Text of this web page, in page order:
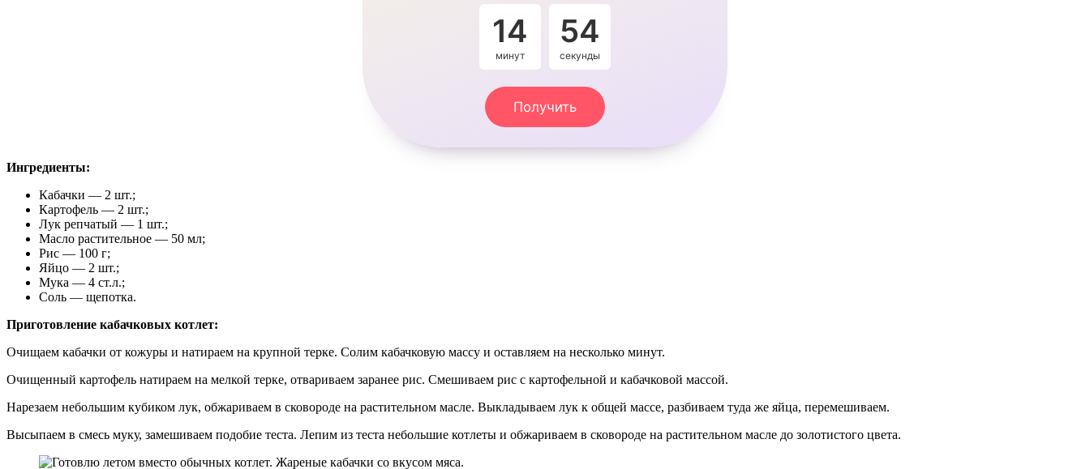
14
минут
54
секунды
Получить
Ингредиенты:
Кабачки — 2 шт.;
Картофель — 2 шт.;
Лук репчатый — 1 шт.;
Масло растительное — 50 мл;
Рис — 100 г;
Яйцо — 2 шт.;
Мука — 4 ст.л.;
Соль — щепотка.
Приготовление кабачковых котлет:
Очищаем кабачки от кожуры и натираем на крупной терке. Солим кабачковую массу и оставляем на несколько минут.
Очищенный картофель натираем на мелкой терке, отвариваем заранее рис. Смешиваем рис с картофельной и кабачковой массой.
Нарезаем небольшим кубиком лук, обжариваем в сковороде на растительном масле. Выкладываем лук к общей массе, разбиваем туда же яйца, перемешиваем.
Высыпаем в смесь муку, замешиваем подобие теста. Лепим из теста небольшие котлеты и обжариваем в сковороде на растительном масле до золотистого цвета.